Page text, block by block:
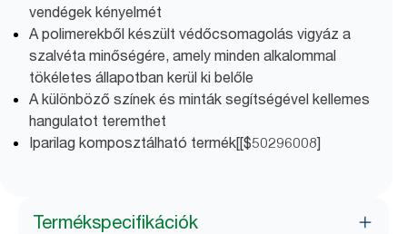
vendégek kényelmét
A polimerekből készült védőcsomagolás vigyáz a
szalvéta minőségére, amely minden alkalommal
tökéletes állapotban kerül ki belőle
A különböző színek és minták segítségével kellemes
hangulatot teremthet
Iparilag komposztálható termék[[$50296008]
Termékspecifikációk